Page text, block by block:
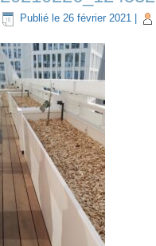
Publié le 26 février 2021